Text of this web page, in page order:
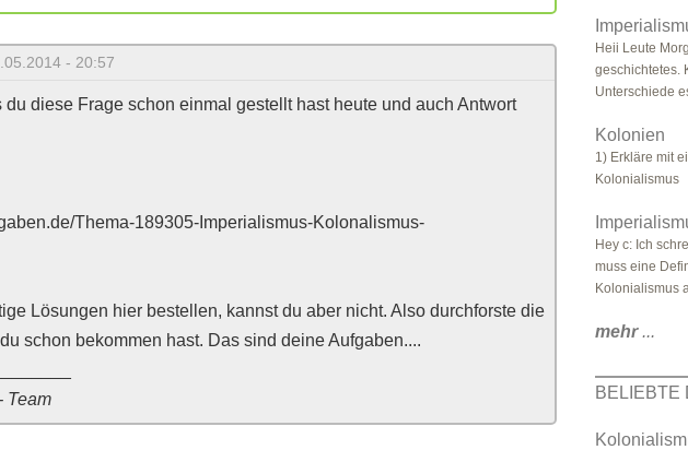
- 20:57
du diese Frage schon einmal gestellt hast heute und auch Antwort
Thema-189305-Imperialismus-Kolonalismus-
Lösungen hier bestellen, kannst du aber nicht. Also durchforste die
schon bekommen hast. Das sind deine Aufgaben....
Team
Heii Leute
geschichtetes.
Unterschiede
Kolonien
1) Erkläre mit
Kolonialismus
Hey c: Ich
muss eine
Kolonialismus
mehr...
BELIEBTE